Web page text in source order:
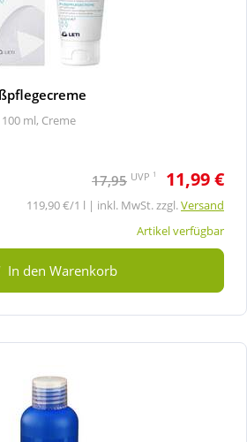
100 ml, Creme
17,95 UVP 1 11,99 €
119,90 €/1 l | inkl. MwSt. zzgl.Versand
Artikel verfügbar
In den Warenkorb